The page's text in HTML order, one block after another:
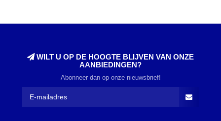
WILT U OP DE HOOGTE BLIJVEN VAN ONZE
AANBIEDINGEN?
Abonneer dan op onze nieuwsbrief!